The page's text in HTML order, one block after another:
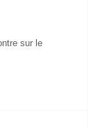
sur le